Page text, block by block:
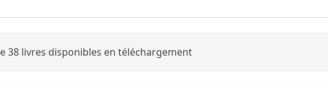
38 livres disponibles en téléchargement